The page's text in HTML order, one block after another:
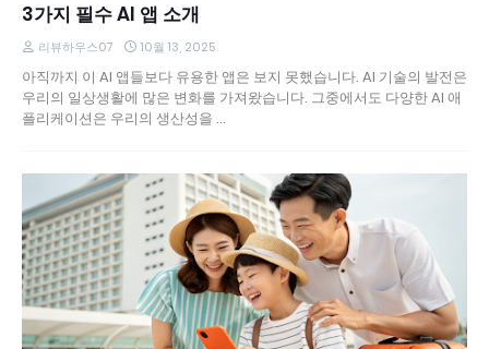
3가지 필수 AI 앱 소개
리뷰하우스07 10월 13, 2025
아직까지 이 AI 앱들보다 유용한 앱은 보지 못했습니다. AI 기술의 발전은
우리의 일상생활에 많은 변화를 가져왔습니다. 그중에서도 다양한 AI 애
플리케이션은 우리의 생산성을 …